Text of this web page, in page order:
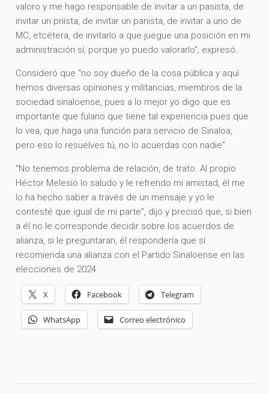
valoro y me hago responsable de invitar a un pasista, de
invitar un priista, de invitar un panista, de invitar a uno de
MC, etcétera, de invitarlo a que juegue una posición en mi
administración sí, porque yo puedo valorarlo”, expresó.
Consideró que “no soy dueño de la cosa pública y aquí
hemos diversas opiniones y militancias, miembros de la
sociedad sinaloense, pues a lo mejor yo digo que es
importante que fulano que tiene tal experiencia pues que
lo vea, que haga una función para servicio de Sinaloa,
pero eso lo resuelves tú, no lo acuerdas con nadie”.
“No tenemos problema de relación, de trato. Al propio
Héctor Melesio lo saludo y le refrendo mi amistad, él me
lo ha hecho saber a través de un mensaje y yo le
contesté que igual de mi parte”, dijo y precisó que, si bien
a él no le corresponde decidir sobre los acuerdos de
alianza, si le preguntaran, él respondería que sí
recomienda una alianza con el Partido Sinaloense en las
elecciones de 2024.
X Facebook Telegram
WhatsApp Correo electrónico